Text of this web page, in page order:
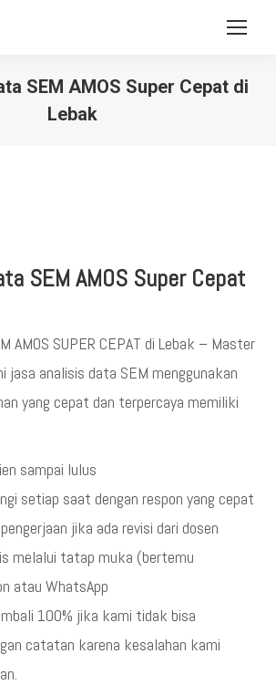
SEM AMOS Super Cepat di
Lebak
SEM AMOS Super Cepat
AMOS SUPER CEPAT di Lebak – Master
jasa analisis data SEM menggunakan
yang cepat dan terpercaya memiliki
sampai lulus
setiap saat dengan respon yang cepat
jika ada revisi dari dosen
melalui tatap muka (bertemu
atau WhatsApp
100% jika kami tidak bisa
catatan karena kesalahan kami